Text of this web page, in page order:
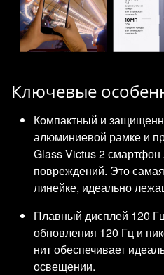
Ключевые
Компактный и
алюминиевой рамке и
Glass Victus 2
повреждений. Это
линейке, идеально
Плавный дисплей 120
обновления 120 Гц и
нит обеспечивает
освещении.